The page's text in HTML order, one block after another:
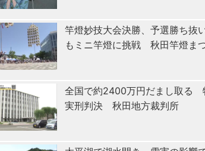
竿燈妙技大会決勝、予選勝ち
もミニ竿燈に挑戦 秋田竿燈ま
全国で約2400万円だまし取る
実刑判決 秋田地方裁判所